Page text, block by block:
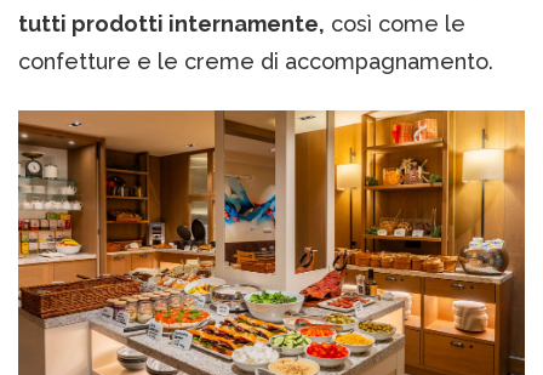
tutti prodotti internamente, così come le
confetture e le creme di accompagnamento.